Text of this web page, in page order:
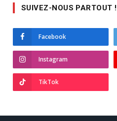
SUIVEZ-NOUS PARTOUT !
Facebook
Instagram
TikTok